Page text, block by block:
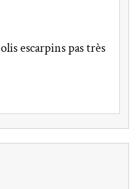
escarpins pas très